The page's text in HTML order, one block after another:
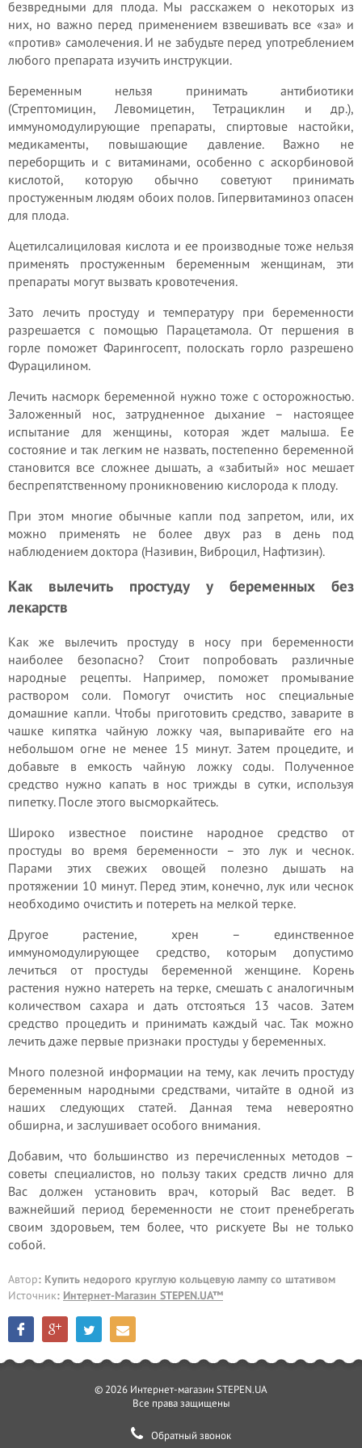
безвредными для плода. Мы расскажем о некоторых из
них, но важно перед применением взвешивать все «за» и
«против» самолечения. И не забудьте перед употреблением
любого препарата изучить инструкции.
Беременным нельзя принимать антибиотики
(Стрептомицин, Левомицетин, Тетрациклин и др.),
иммуномодулирующие препараты, спиртовые настойки,
медикаменты, повышающие давление. Важно не
переборщить и с витаминами, особенно с аскорбиновой
кислотой, которую обычно советуют принимать
простуженным людям обоих полов. Гипервитаминоз опасен
для плода.
Ацетилсалициловая кислота и ее производные тоже нельзя
применять простуженным беременным женщинам, эти
препараты могут вызвать кровотечения.
Зато лечить простуду и температуру при беременности
разрешается с помощью Парацетамола. От першения в
горле поможет Фарингосепт, полоскать горло разрешено
Фурацилином.
Лечить насморк беременной нужно тоже с осторожностью.
Заложенный нос, затрудненное дыхание – настоящее
испытание для женщины, которая ждет малыша. Ее
состояние и так легким не назвать, постепенно беременной
становится все сложнее дышать, а «забитый» нос мешает
беспрепятственному проникновению кислорода к плоду.
При этом многие обычные капли под запретом, или, их
можно применять не более двух раз в день под
наблюдением доктора (Називин, Виброцил, Нафтизин).
Как вылечить простуду у беременных без
лекарств
Как же вылечить простуду в носу при беременности
наиболее безопасно? Стоит попробовать различные
народные рецепты. Например, поможет промывание
раствором соли. Помогут очистить нос специальные
домашние капли. Чтобы приготовить средство, заварите в
чашке кипятка чайную ложку чая, выпаривайте его на
небольшом огне не менее 15 минут. Затем процедите, и
добавьте в емкость чайную ложку соды. Полученное
средство нужно капать в нос трижды в сутки, используя
пипетку. После этого высморкайтесь.
Широко известное поистине народное средство от
простуды во время беременности – это лук и чеснок.
Парами этих свежих овощей полезно дышать на
протяжении 10 минут. Перед этим, конечно, лук или чеснок
необходимо очистить и потереть на мелкой терке.
Другое растение, хрен – единственное
иммуномодулирующее средство, которым допустимо
лечиться от простуды беременной женщине. Корень
растения нужно натереть на терке, смешать с аналогичным
количеством сахара и дать отстояться 13 часов. Затем
средство процедить и принимать каждый час. Так можно
лечить даже первые признаки простуды у беременных.
Много полезной информации на тему, как лечить простуду
беременным народными средствами, читайте в одной из
наших следующих статей. Данная тема невероятно
обширна, и заслушивает особого внимания.
Добавим, что большинство из перечисленных методов –
советы специалистов, но пользу таких средств лично для
Вас должен установить врач, который Вас ведет. В
важнейший период беременности не стоит пренебрегать
своим здоровьем, тем более, что рискуете Вы не только
собой.
Автор: Купить недорого круглую кольцевую лампу со штативом
Источник: Интернет-Магазин STEPEN.UA™
© 2026 Интернет-магазин STEPEN.UA
Все права защищены
Обратный звонок